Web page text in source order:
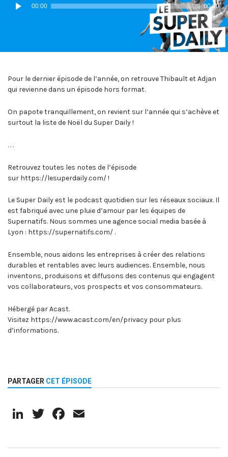
audio
00:00 00:00
Pour le dernier épisode de l’année, on retrouve Thibault et Adjan
qui revienne dans un épisode hors format.
On papote tranquillement, on revient sur l’année qui s’achève et
surtout la liste de Noël du Super Daily !
. . .
Retrouvez toutes les notes de l’épisode
sur https://lesuperdaily.com/ !
Le Super Daily est le podcast quotidien sur les réseaux sociaux. Il
est fabriqué avec une pluie d’amour par les équipes de
Supernatifs. Nous sommes une agence social media basée à
Lyon : https://supernatifs.com/ .
Ensemble, nous aidons les entreprises à créer des relations
durables et rentables avec leurs audiences. Ensemble, nous
inventons, produisons et diffusons des contenus qui engagent
vos collaborateurs, vos prospects et vos consommateurs.
Hébergé par Acast.
Visitez https://www.acast.com/en/privacy pour plus
d’informations.
PARTAGER CET ÉPISODE
LinkedIn
TwitterFacebook